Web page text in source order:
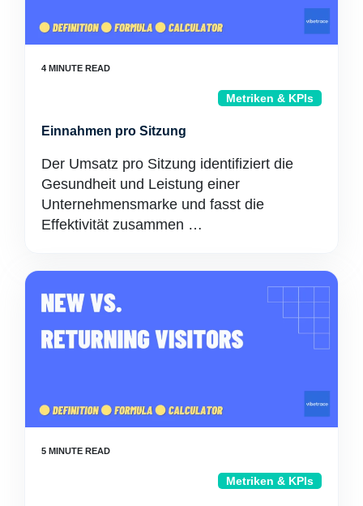
Metriken & KPIs
Einnahmen pro Sitzung
Der Umsatz pro Sitzung identifiziert die
Gesundheit und Leistung einer
Unternehmensmarke und fasst die
Effektivität zusammen …
Metriken & KPIs